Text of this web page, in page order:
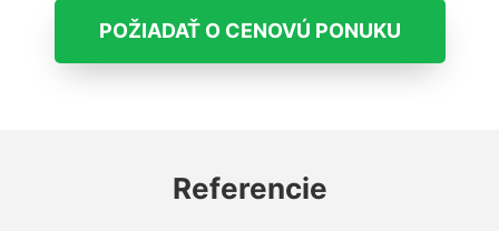
POŽIADAŤ O CENOVÚ PONUKU
Referencie